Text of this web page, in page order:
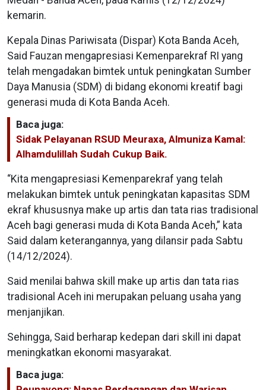
kemarin.
Kepala Dinas Pariwisata (Dispar) Kota Banda Aceh,
Said Fauzan mengapresiasi Kemenparekraf RI yang
telah mengadakan bimtek untuk peningkatan Sumber
Daya Manusia (SDM) di bidang ekonomi kreatif bagi
generasi muda di Kota Banda Aceh.
Baca juga:
Sidak Pelayanan RSUD Meuraxa, Almuniza Kamal:
Alhamdulillah Sudah Cukup Baik.
“Kita mengapresiasi Kemenparekraf yang telah
melakukan bimtek untuk peningkatan kapasitas SDM
ekraf khususnya make up artis dan tata rias tradisional
Aceh bagi generasi muda di Kota Banda Aceh,” kata
Said dalam keterangannya, yang dilansir pada Sabtu
(14/12/2024).
Said menilai bahwa skill make up artis dan tata rias
tradisional Aceh ini merupakan peluang usaha yang
menjanjikan.
Sehingga, Said berharap kedepan dari skill ini dapat
meningkatkan ekonomi masyarakat.
Baca juga: